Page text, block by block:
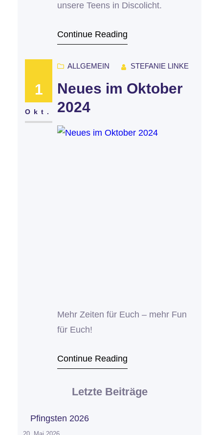
unsere Teens in Discolicht.
Continue Reading
1
Okt.
ALLGEMEIN STEFANIE LINKE
Neues im Oktober
2024
Mehr Zeiten für Euch – mehr Fun
für Euch!
Continue Reading
Letzte Beiträge
Pfingsten 2026